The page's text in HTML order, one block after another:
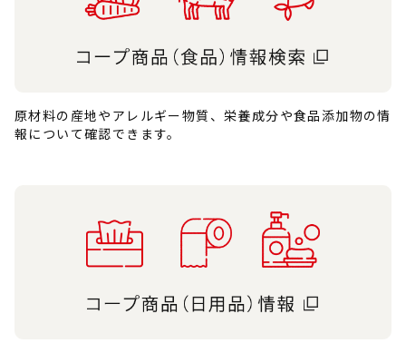
原材料の産地やアレルギー物質、栄養成分や食品添加物の情
報について確認できます。